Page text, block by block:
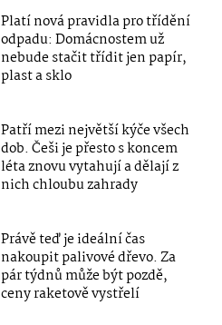
Platí nová pravidla pro třídění
odpadu: Domácnostem už
nebude stačit třídit jen papír,
plast a sklo
Patří mezi největší kýče všech
dob. Češi je přesto s koncem
léta znovu vytahují a dělají z
nich chloubu zahrady
Právě teď je ideální čas
nakoupit palivové dřevo. Za
pár týdnů může být pozdě,
ceny raketově vystřelí